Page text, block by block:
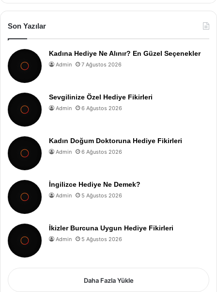
Son Yazılar
Kadına Hediye Ne Alınır? En Güzel Seçenekler
Admin 7 Ağustos 2026
Sevgilinize Özel Hediye Fikirleri
Admin 6 Ağustos 2026
Kadın Doğum Doktoruna Hediye Fikirleri
Admin 6 Ağustos 2026
İngilizce Hediye Ne Demek?
Admin 5 Ağustos 2026
İkizler Burcuna Uygun Hediye Fikirleri
Admin 5 Ağustos 2026
Daha Fazla Yükle